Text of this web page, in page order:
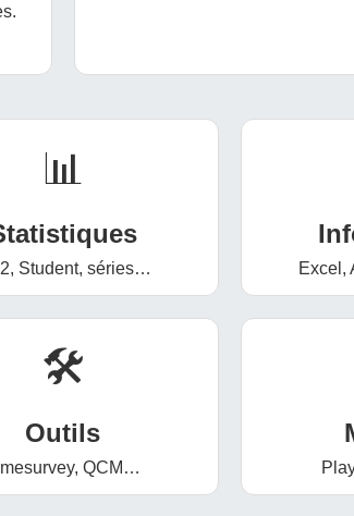
📊
Student, séries… Excel,
🛠️
Outils
QCM…